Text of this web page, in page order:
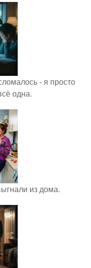
- я просто
одна.
из дома.